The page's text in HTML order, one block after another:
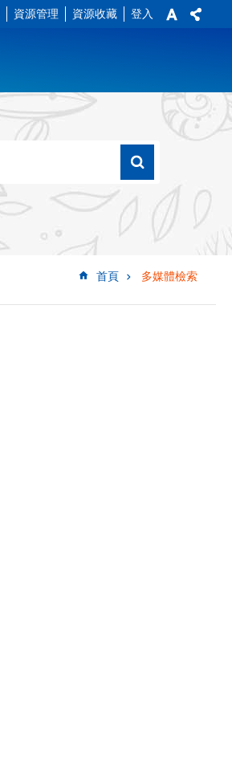
資源管理 資源收藏 登入
首頁 多媒體檢索